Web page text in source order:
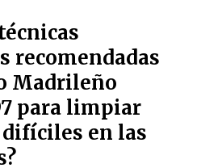
recomendadas
Madrileño
para limpiar
en las